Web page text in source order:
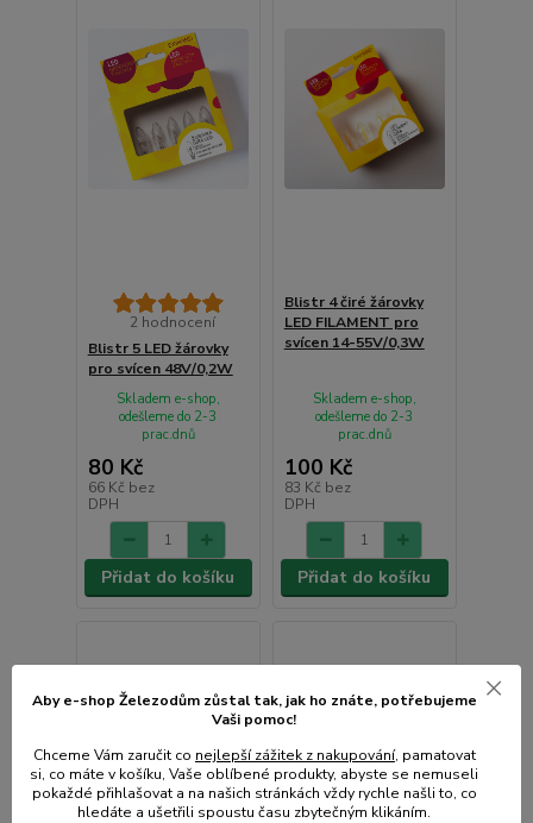
2 hodnocení
Blistr 5 LED žárovky
pro svícen 48V/0,2W
80 Kč
66 Kč bez
DPH
Skladem e-shop,
odešleme do 2-3
prac.dnů
Přidat do košíku
Blistr 4 čiré žárovky
LED FILAMENT pro
svícen 14-55V/0,3W
100 Kč
83 Kč bez
DPH
Skladem e-shop,
odešleme do 2-3
prac.dnů
Přidat do košíku
Aby e-shop Železodům zůstal tak, jak ho znáte, potřebujeme
Vaši pomoc!
Chceme Vám zaručit co nejlepší zážitek z nakupování, pamatovat
si, co máte v košíku, Vaše oblíbené produkty, abyste se nemuseli
pokaždé přihlašovat a na našich stránkách vždy rychle našli to, co
hledáte a ušetřili spoustu času zbytečným klikáním.